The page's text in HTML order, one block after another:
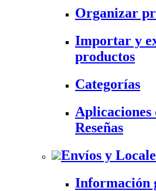
Organizar
Importar y
productos
Categorías
Aplicaciones
Reseñas
Envíos y
Información